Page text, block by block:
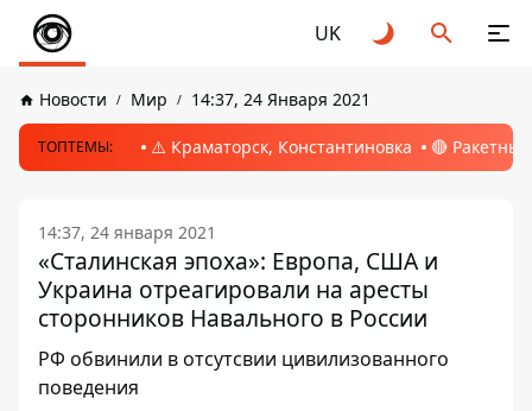
UK
Новости Мир 14:37, 24 Января 2021
ТОПТЕМЫ: ⚠️ Краматорск, Константиновка 🔴
14:37, 24 января 2021
«Сталинская эпоха»: Европа, США и
Украина отреагировали на аресты
сторонников Навального в России
РФ обвинили в отсутсвии цивилизованного
поведения